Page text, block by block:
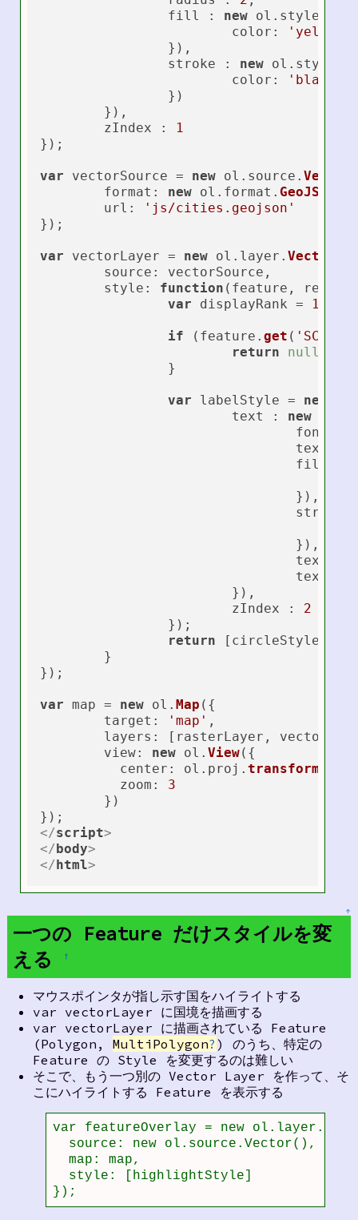
		fill :
new ol. style
color :
'yellow'
		stroke :
new ol. style
color :
'black'
	zIndex :
1
});
var vectorSource = new ol. source . Vector
format : new ol. format . GeoJSON
url :
'js/cities.geojson'
});
var vectorLayer = new ol. layer . Vector
source : vectorSource,
style : function ( feature,
var displayRank = 19000
if (feature. get (
return
null
var labelStyle = new
			text :
new ol.
				font :
text
				fill :
			zIndex :
2
return [circleStyle,
});
var map = new ol. Map ({
target : 'map' ,
layers : [rasterLayer,
view: new ol. View({
center : ol. proj . transform
zoom : 3
</script>
</body>
</html>
↑
一つの Feature だけスタイルを変
える
†
マウスポインタが指し示す国をハイライトする
var vectorLayer に国境を描画する
var vectorLayer に描画されている Feature
(Polygon, MultiPolygon? ) のうち、特定の
Feature の Style を変更するのは難しい
そこで、もう一つ別の Vector Layer を作って、そ
こにハイライトする Feature を表示する
var featureOverlay = new
  source: new ol.source.Vector(),
  map: map,
  style: [highlightStyle]
});